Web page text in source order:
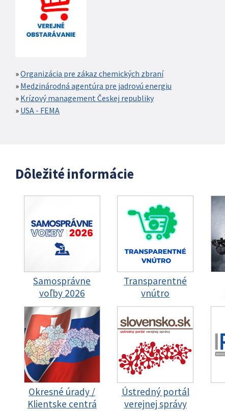
Organizácia pre zákaz chemických zbraní
Medzinárodná agentúra pre jadrovú energiu
Krízový management Českej republiky
USA - FEMA
Dôležité informácie
Samosprávne
voľby 2026
Transparentné
vnútro
Okresné úrady /
Klientske centrá
Ústredný portál
verejnej správy